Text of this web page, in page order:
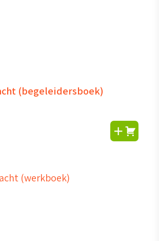
(begeleidersboek)